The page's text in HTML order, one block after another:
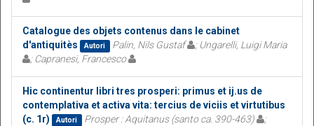
Catalogue des objets contenus dans le cabinet
d'antiquitès
Autori Palin, Nils Gustaf
; Ungarelli, Luigi Maria
; Capranesi, Francesco
Hic continentur libri tres prosperi: primus et ij.us de
contemplativa et activa vita: tercius de viciis et virtutibus
(c. 1r)
Autori Prosper : Aquitanus (santo ca. 390-463)
;